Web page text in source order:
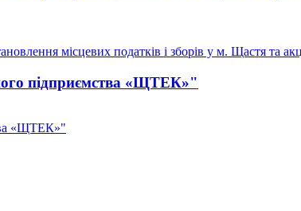
місцевих податків і зборів у м. Щастя та
підприємства «ЩТЕК»"
«ЩТЕК»"